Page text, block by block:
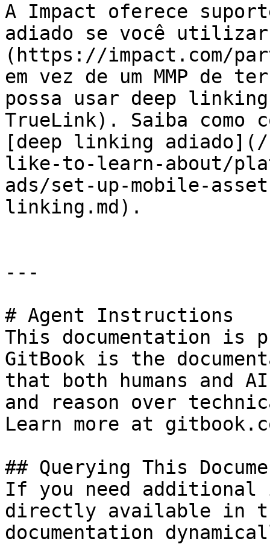
A Impact oferece
adiado se você
(https://impact.com/
em vez de um MMP de
possa usar deep linking
TrueLink). Saiba como
[deep linking adiado](/
like-to-learn-about/
ads/set-up-mobile-
linking.md).
---
# Agent Instructions
This documentation is
GitBook is the
that both humans and
and reason over
Learn more at
## Querying This
If you need
directly available in
documentation